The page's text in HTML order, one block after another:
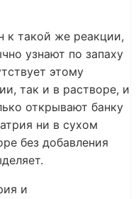
к такой же реакции,
узнают по запаху
этому
так и в растворе, и
открывают банку
ни в сухом
без добавления
и